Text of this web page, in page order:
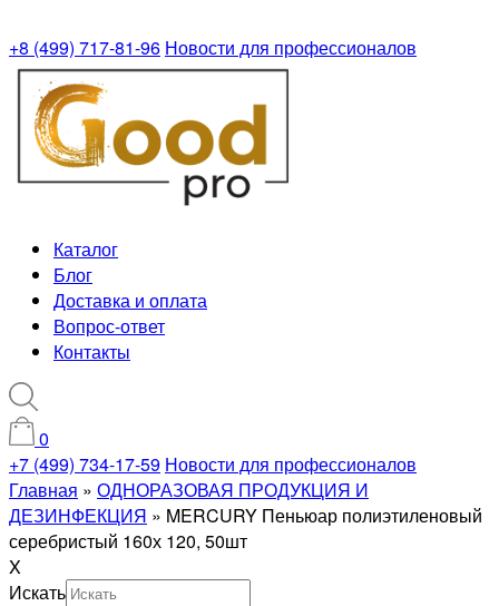
+8 (499) 717-81-96 Новости для профессионалов
Каталог
Блог
Доставка и оплата
Вопрос-ответ
Контакты
0
+7 (499) 734-17-59 Новости для профессионалов
Главная » ОДНОРАЗОВАЯ ПРОДУКЦИЯ И
ДЕЗИНФЕКЦИЯ » MERCURY Пеньюар полиэтиленовый
серебристый 160х 120, 50шт
X
Искать